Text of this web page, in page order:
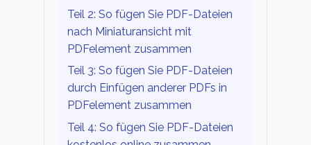
Teil 2: So fügen Sie PDF-Dateien
nach Miniaturansicht mit
PDFelement zusammen
Teil 3: So fügen Sie PDF-Dateien
durch Einfügen anderer PDFs in
PDFelement zusammen
Teil 4: So fügen Sie PDF-Dateien